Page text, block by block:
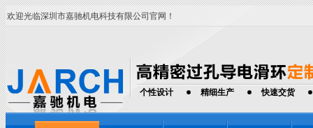
欢迎光临深圳市嘉驰机电科技有限公司官网！
个性设计 精细生产 快速交货